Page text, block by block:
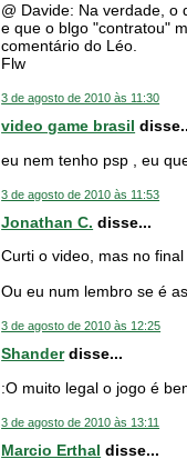
@ Davide: Na verdade, o
e que o blgo "contratou"
comentário do Léo.
Flw
3 de agosto de 2010 às 11:30
video game brasil
eu nem tenho psp , eu
3 de agosto de 2010 às 11:53
Jonathan C. disse...
Curti o video, mas no
Ou eu num lembro se é
3 de agosto de 2010 às 12:25
Shanderdisse...
:O muito legal o jogo é
3 de agosto de 2010 às 13:11
Marcio Erthal disse...